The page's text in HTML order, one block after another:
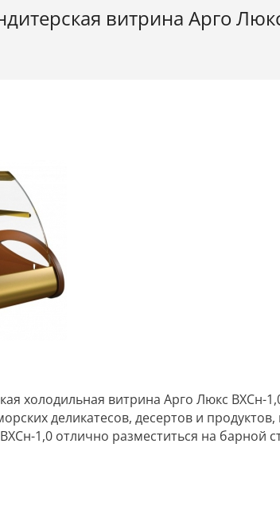
витрина Арго
холодильная витрина Арго Люкс ВХСн-
деликатесов, десертов и
1,0 отлично разместиться на барной